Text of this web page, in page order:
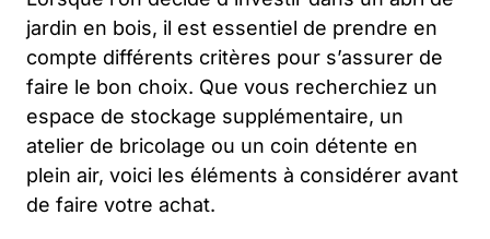
jardin en bois, il est essentiel de prendre en
compte différents critères pour s’assurer de
faire le bon choix. Que vous recherchiez un
espace de stockage supplémentaire, un
atelier de bricolage ou un coin détente en
plein air, voici les éléments à considérer avant
de faire votre achat.